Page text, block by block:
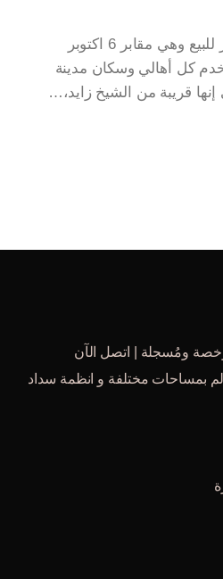
دلوقتي بقى متوفر مقابر للبيع وهي مقابر 6 اكتوبر
كل أهالي وسكان مدينة
إنها قريبة من الشيخ زايد،…
ومُسجلة | اتصل الآن
بمساحات مختلفة و انظمة سداد